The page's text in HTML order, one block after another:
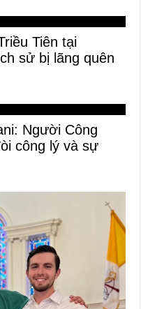
Tiên tại
sử bị lãng quên
Người Công
công lý và sự